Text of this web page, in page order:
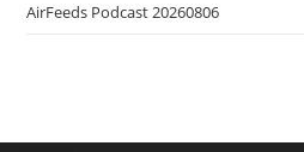
AirFeeds Podcast 20260806